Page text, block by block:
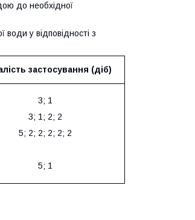
до необхідної
у відповідності з
застосування (діб)
3; 1
3; 1; 2; 2
5; 2; 2; 2; 2; 2
5; 1